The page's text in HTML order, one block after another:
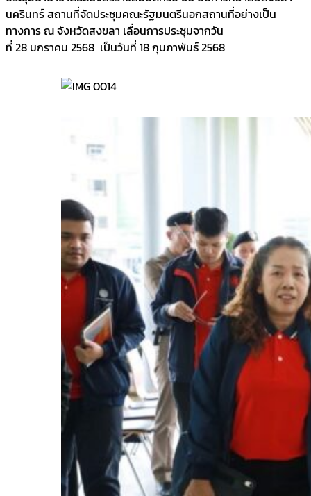
นครินทร์ สถานที่จัดประชุมคณะรัฐมนตรีนอกสถานที่อย่างเป็น
ทางการ ณ จังหวัดสงขลา เลื่อนการประชุมจากวัน
ที่ 28 มกราคม 2568 เป็นวันที่ 18 กุมภาพันธ์ 2568